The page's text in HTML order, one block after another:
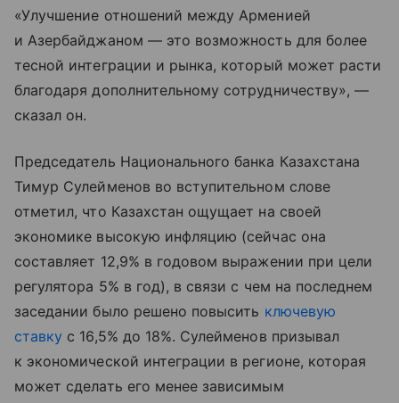
«Улучшение отношений между Арменией
и Азербайджаном — это возможность для более
тесной интеграции и рынка, который может расти
благодаря дополнительному сотрудничеству», —
сказал он.
Председатель Национального банка Казахстана
Тимур Сулейменов во вступительном слове
отметил, что Казахстан ощущает на своей
экономике высокую инфляцию (сейчас она
составляет 12,9% в годовом выражении при цели
регулятора 5% в год), в связи с чем на последнем
заседании было решено повысить ключевую
ставку с 16,5% до 18%. Сулейменов призывал
к экономической интеграции в регионе, которая
может сделать его менее зависимым